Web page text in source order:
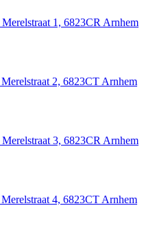
Merelstraat 1, 6823CR Arnhem
2, 6823CT Arnhem
Merelstraat 3, 6823CR Arnhem
4, 6823CT Arnhem